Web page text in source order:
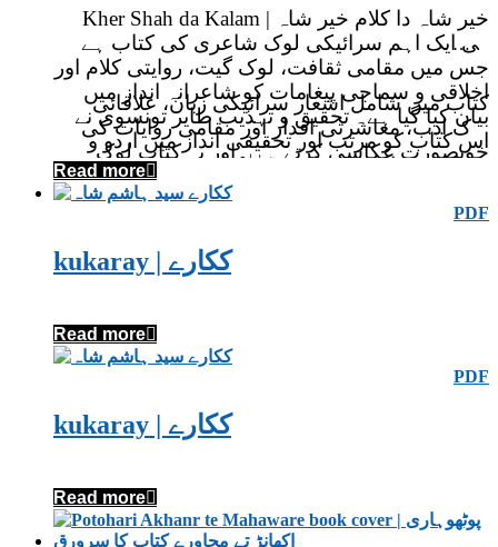
Kher Shah da Kalam | خیر شاہ دا کلام خیر شاہ
کی ایک اہم سرائیکی لوک شاعری کی کتاب ہے
جس میں مقامی ثقافت، لوک گیت، روایتی کلام اور
اخلاقی و سماجی پیغامات کو شاعرانہ انداز میں
بیان کیا گیا ہے۔ تحقیق و تہذیب طایر تونسوی نے
اس کتاب کو مرتب اور تحقیقی انداز میں اردو و
سرائیکی قارئین کے لیے پیش کیا ہے۔
کتاب میں شامل اشعار سرائیکی زبان، علاقائی
لوک ادب، معاشرتی اقدار اور مقامی روایات کی
خوبصورت عکاسی کرتے ہیں اور یہ کتاب لوک
ادب، سرائیکی شاعری اور ثقافتی ورثے سے
دلچسپی رکھنے والے قارئین کے لیے ایک قیمتی ادبی
سرمایہ ہے۔
Read more
PDF
kukaray | ککارے
Read more
PDF
kukaray | ککارے
Read more